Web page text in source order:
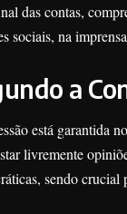
das contas,
sociais, na
a
está garantida
livremente
sendo